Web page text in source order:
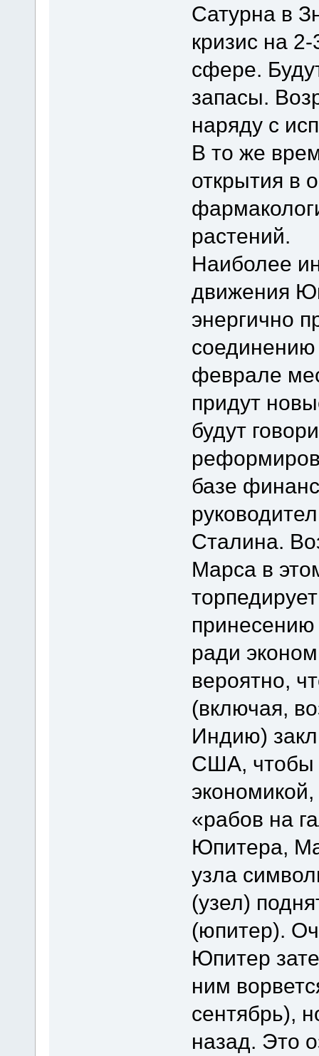
Сатурна в
кризис на
сфере.
запасы.
наряду с
В то же
открытия в
растений.
Наиболее
движения
энергично
феврале
придут
будут
базе
Сталина.
Марса в
принесению
ради
вероятно,
(включая,
Индию)
США, чтобы
«рабов на
Юпитера,
узла
(узел)
(юпитер).
Юпитер
ним
сентябрь),
назад. Это